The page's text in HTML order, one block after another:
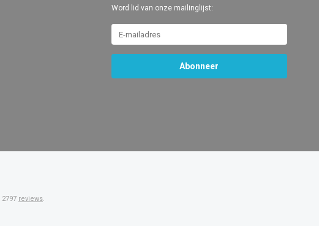
Word lid van onze mailinglijst:
Abonneer
2797 reviews.